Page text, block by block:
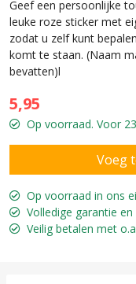
Geef een persoonlijke
leuke roze sticker met
zodat u zelf kunt
komt te staan. (Naam
bevatten)l
5,95
Op voorraad. Voor
Op voorraad in ons
Volledige garantie
Veilig betalen met